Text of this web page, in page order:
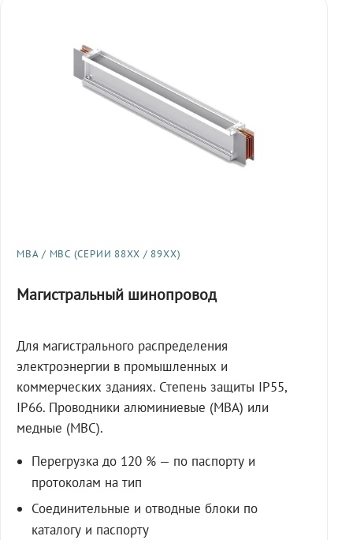
МВА / МВС (СЕРИИ 88XX / 89XX)
Магистральный шинопровод
Для магистрального распределения
электроэнергии в промышленных и
коммерческих зданиях. Степень защиты IP55,
IP66. Проводники алюминиевые (МВА) или
медные (МВС).
Перегрузка до 120 % — по паспорту и
протоколам на тип
Соединительные и отводные блоки по
каталогу и паспорту